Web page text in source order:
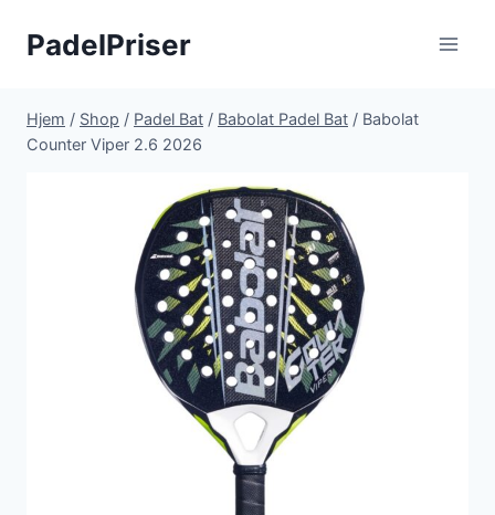
PadelPriser
Hjem / Shop / Padel Bat / Babolat Padel Bat / Babolat
Counter Viper 2.6 2026